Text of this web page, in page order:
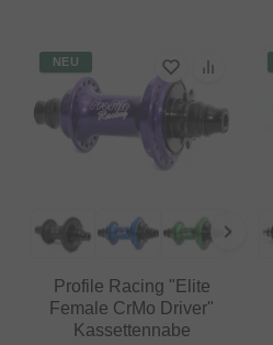
NEU
Profile Racing "Elite
Female CrMo Driver"
Kassettennabe